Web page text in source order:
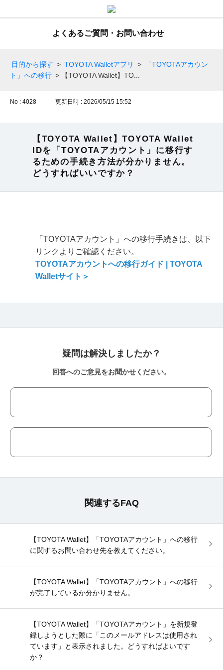
よくあるご質問・お問い合わせ
目的から探す > TOYOTA Walletアプリ >
「TOYOTAアカウン
ト」への移行 > 【TOYOTA Wallet】TO...
No : 4028 更新日時 : 2026/05/15 15:52
【TOYOTA Wallet】TOYOTA Wallet
IDを「TOYOTAアカウント」に移行す
るための手続き方法が分かりません。
どうすればいいですか？
「TOYOTAアカウント」への移行手続きは、以下
リンクよりご確認ください。
TOYOTAアカウントへの移行ガイド | TOYOTA
Walletサイト＞
疑問は解決しましたか？
回答へのご意見をお聞かせください。
関連するFAQ
【TOYOTA Wallet】「TOYOTAアカウント」への移行
に関するお問い合わせ先を教えてください。
【TOYOTA Wallet】「TOYOTAアカウント」への移行
が完了しているか分かりません。
【TOYOTA Wallet】「TOYOTAアカウント」を新規登
録しようとした際に「このメールアドレスは使用され
ています」と表示されました。どうすればよいです
か？